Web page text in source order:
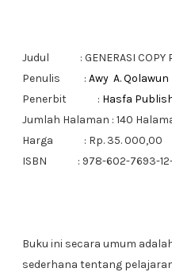
Judul : GENERASI COPY
Penulis : Awy A. Qolawun
Penerbit : Hasfa
Jumlah Halaman : 140
Harga : Rp. 35. 000,00
ISBN : 978-602-7693-
Buku ini secara umum
sederhana tentang